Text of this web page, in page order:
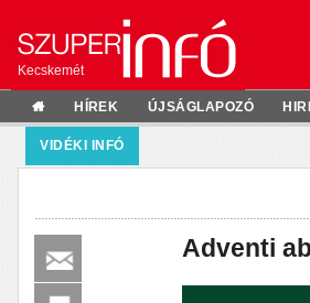
Kecskemét
HÍREK ÚJSÁGLAPOZÓ
VIDÉKI INFÓ
Adventi